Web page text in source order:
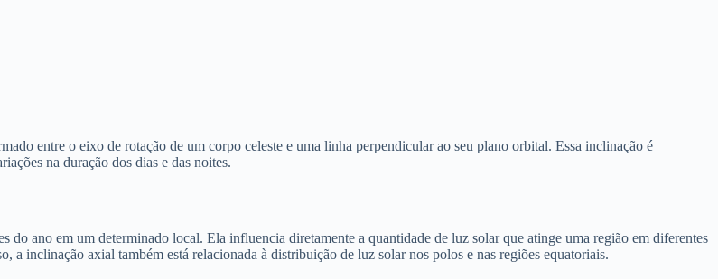
entre o eixo de rotação de um corpo celeste e uma linha perpendicular ao seu plano orbital. Essa inclinação é
na duração dos dias e das noites.
do ano em um determinado local. Ela influencia diretamente a quantidade de luz solar que atinge uma região em diferentes
a inclinação axial também está relacionada à distribuição de luz solar nos polos e nas regiões equatoriais.